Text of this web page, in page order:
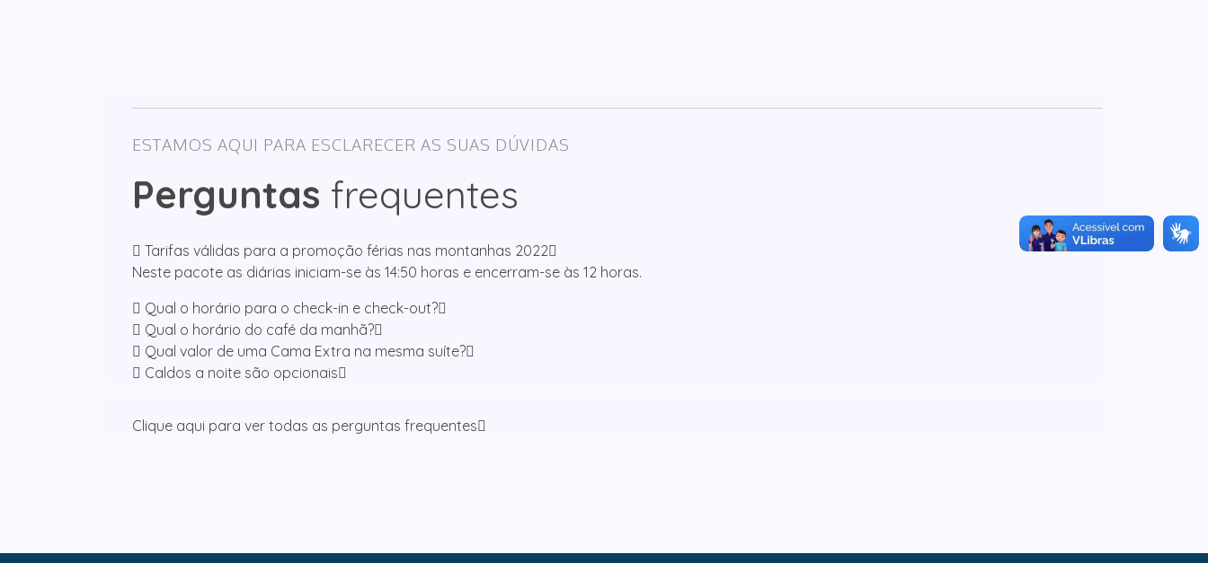
ESTAMOS AQUI PARA ESCLARECER AS SUAS DÚVIDAS
Perguntas frequentes
Tarifas válidas para a promoção férias nas montanhas 2022
Neste pacote as diárias iniciam-se às 14:50 horas e encerram-se às 12 horas.
Qual o horário para o check-in e check-out?
Qual o horário do café da manhã?
Qual valor de uma Cama Extra na mesma suíte?
Caldos a noite são opcionais
Clique aqui para ver todas as perguntas frequentes